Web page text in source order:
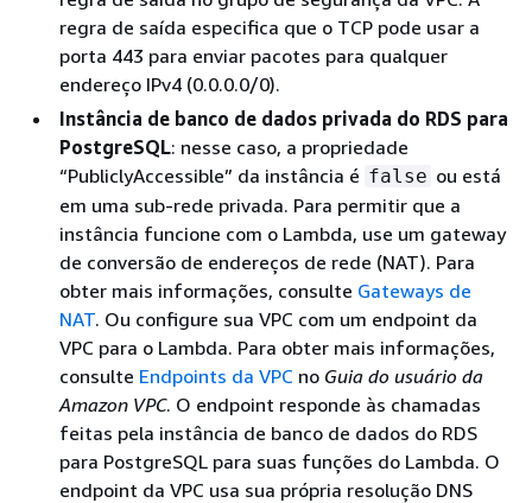
regra de saída especifica que o TCP pode usar a
porta 443 para enviar pacotes para qualquer
endereço IPv4 (0.0.0.0/0).
Instância de banco de dados privada do RDS para
PostgreSQL: nesse caso, a propriedade
“PubliclyAccessible” da instância é false ou está
em uma sub-rede privada. Para permitir que a
instância funcione com o Lambda, use um gateway
de conversão de endereços de rede (NAT). Para
obter mais informações, consulte Gateways de
NAT. Ou configure sua VPC com um endpoint da
VPC para o Lambda. Para obter mais informações,
consulte Endpoints da VPC no Guia do usuário da
Amazon VPC. O endpoint responde às chamadas
feitas pela instância de banco de dados do RDS
para PostgreSQL para suas funções do Lambda. O
endpoint da VPC usa sua própria resolução DNS